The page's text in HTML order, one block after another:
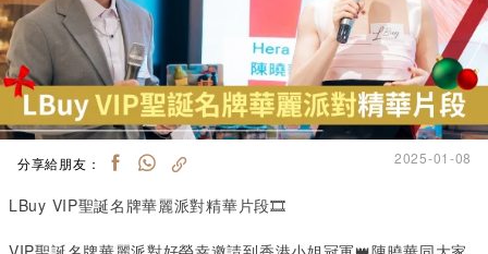
分享給朋友： 2025-01-08
LBuy VIP聖誕名牌華麗派對精華片段🎞️